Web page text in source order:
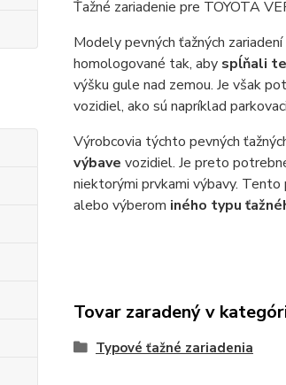
Ťažné zariadenie pre TOYOTA
Modely pevných ťažných
homologované tak, aby spĺňali
výšku gule nad zemou. Je však
vozidiel, ako sú napríklad
Výrobcovia týchto pevných
výbave vozidiel. Je preto
niektorými prvkami výbavy.
alebo výberom iného typu
Tovar zaradený v
Typové ťažné zariadenia